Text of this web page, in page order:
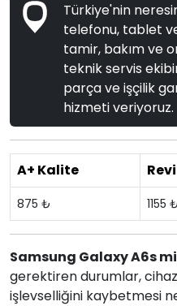
Türkiye'nin
telefonu, tablet ve
tamir, bakım ve
teknik servis
parça ve işçilik
hizmeti veriyoruz.
A+ Kalite
875 ₺ 1155 ₺
Samsung Galaxy A6s
gerektiren durumlar,
işlevselliğini kaybetmesi